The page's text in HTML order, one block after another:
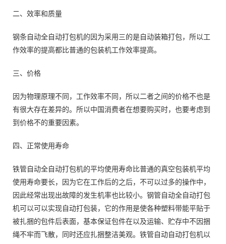
二、效率和质量
钢条自动全自动打包机的因为采用三的是自动装箱打包，所以工
作效率的提高都比普通的包装机工作效率提高。
三、价格
因为物理原理不同，工作效率不同，所以二者之间的价格不也是
有很大存在差异的。所以中国消费者在想要购买时，也要考虑到
到价格不的重要因素。
四、正常使用寿命
铁管自动全自动打包机的平均使用寿命比普通的真空包装机平均
使用寿命要长，因为它在工作后的之后，不可以过多的操作中，
因此经常出现出故障的发生机率也比较小。钢管自动全自动打包
机可以可以实现自动打包装，它的作用是使各种塑料带能平贴于
被扎捆的包件后表面，基本保证包件在以及运输、贮存中不因捆
绳不牢而飞散，同时还应扎捆整洁美观。铁管自动自动打包机以